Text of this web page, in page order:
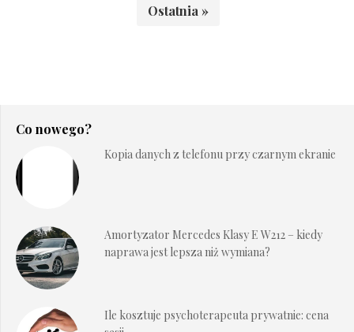
Ostatnia »
Co nowego?
Kopia danych z telefonu przy czarnym ekranie
Amortyzator Mercedes Klasy E W212 – kiedy
naprawa jest lepsza niż wymiana?
Ile kosztuje psychoterapeuta prywatnie: cena